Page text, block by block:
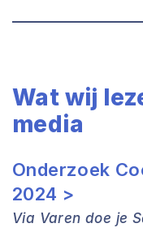
Wat wij
media
Onderzoek
2024 >
Via Varen doe je